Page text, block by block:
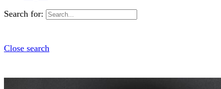
Search for:
Close search